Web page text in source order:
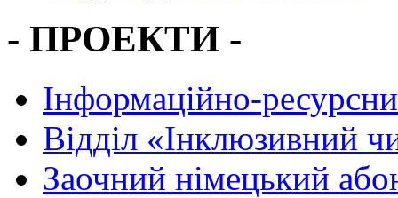
- ПРОЕКТИ -
Інформаційно-
Вiддiл «Інклюзивний
Заочний німецький